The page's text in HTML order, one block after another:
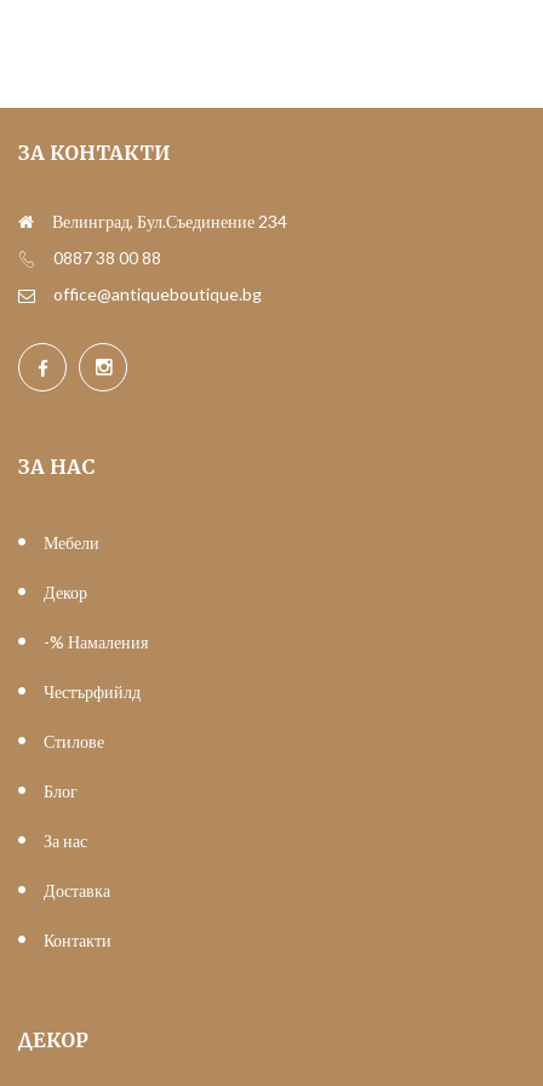
ЗА КОНТАКТИ
Велинград, Бул.Съединение 234
0887 38 00 88
office@antiqueboutique.bg
ЗА НАС
Мебели
Декор
-% Намаления
Честърфийлд
Стилове
Блог
За нас
Доставка
Контакти
ДЕКОР